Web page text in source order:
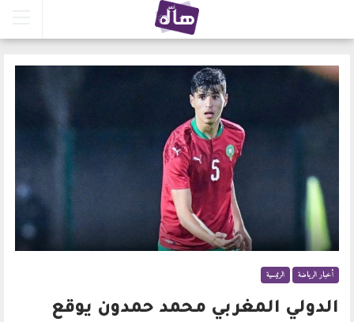
أخبار الرياضة الرئيسية
الدولي المغربي محمد حمدون يوقع